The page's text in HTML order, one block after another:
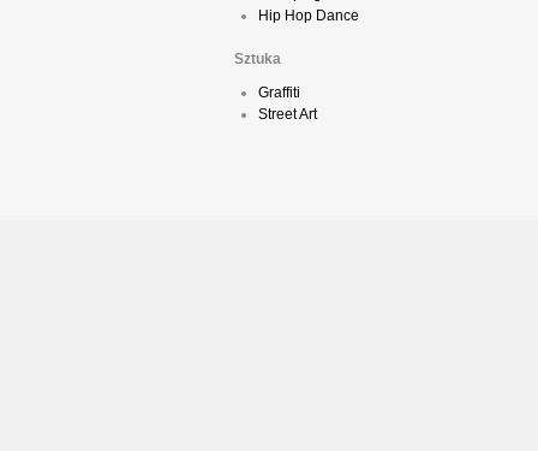
Hip Hop Dance
Sztuka
Graffiti
Street Art